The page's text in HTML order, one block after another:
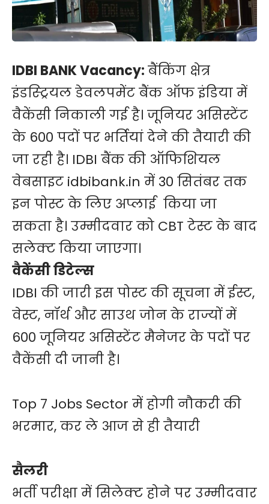
IDBI BANK Vacancy:बैंकिंग क्षेत्र
इंडस्ट्रियल डेवलपमेंट बैंक ऑफ इंडिया में
वैकेंसी निकाली गई है। जूनियर असिस्टेंट
के 600 पदों पर भर्तियां देने की तैयारी की
जा रही है। IDBI बैंक की ऑफिशियल
वेबसाइट idbibank.in में 30 सितंबर तक
इन पोस्ट के लिए अप्लाई किया जा
सकता है। उम्मीदवार को CBT टेस्ट के बाद
सलेक्ट किया जाएगा।
वैकेंसी डिटेल्स
IDBI की जारी इस पोस्ट की सूचना में ईस्ट,
वेस्ट, नॉर्थ और साउथ जोन के राज्यों में
600 जूनियर असिस्टेंट मैनेजर के पदों पर
वैकेंसी दी जानी है।
Top 7 Jobs Sector में होगी नौकरी की
भरमार, कर ले आज से ही तैयारी
सैलरी
भर्ती परीक्षा में सिलेक्ट होने पर उम्मीदवार